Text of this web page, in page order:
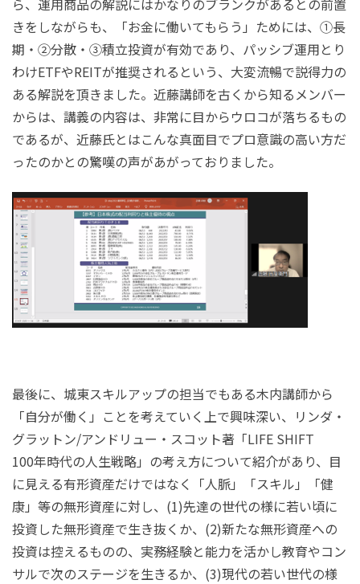
ら、運用商品の解説にはかなりのブランクがあるとの前置
きをしながらも、「お金に働いてもらう」ためには、①長
期・②分散・③積立投資が有効であり、パッシブ運用とり
わけETFやREITが推奨されるという、大変流暢で説得力の
ある解説を頂きました。近藤講師を古くから知るメンバー
からは、講義の内容は、非常に目からウロコが落ちるもの
であるが、近藤氏とはこんな真面目でプロ意識の高い方だ
ったのかとの驚嘆の声があがっておりました。
最後に、城東スキルアップの担当でもある木内講師から
「自分が働く」ことを考えていく上で興味深い、リンダ・
グラットン/アンドリュー・スコット著「LIFE SHIFT
100年時代の人生戦略」の考え方について紹介があり、目
に見える有形資産だけではなく「人脈」「スキル」「健
康」等の無形資産に対し、 (1)先達の世代の様に若い頃に
投資した無形資産で生き抜くか、 (2)新たな無形資産への
投資は控えるものの、実務経験と能力を活かし教育やコン
サルで次のステージを生きるか、 (3)現代の若い世代の様